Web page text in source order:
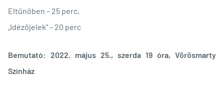
Eltűnőben – 25 perc,
„Idézőjelek” – 20 perc
Bemutató: 2022. május 25., szerda 19 óra, Vörösmarty
Színház